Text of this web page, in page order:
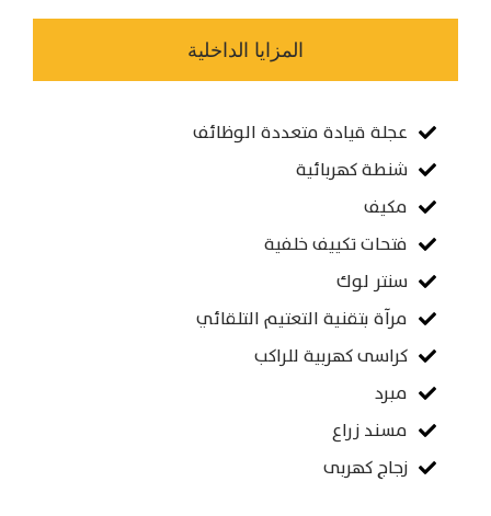
المزايا الداخلية
عجلة قيادة متعددة الوظائف
شنطة كهربائية
مكيف
فتحات تكييف خلفية
سنتر لوك
مرآة بتقنية التعتيم التلقائي
كراسى كهربية للراكب
مبرد
مسند زراع
زجاج كهربى